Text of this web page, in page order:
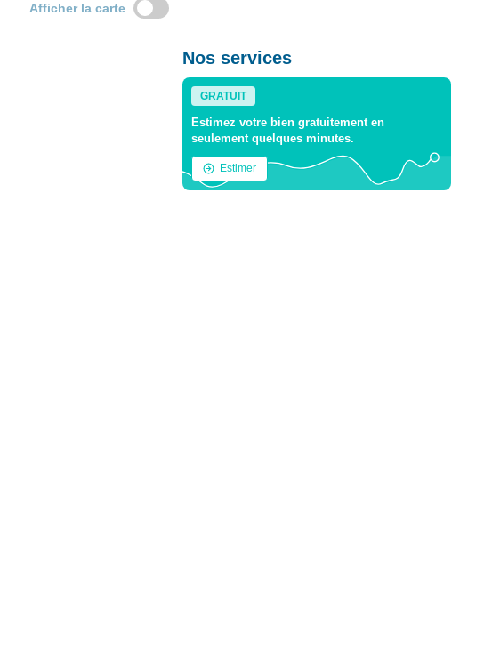
Afficher la carte
Nos services
GRATUIT
Estimez votre bien gratuitement en
seulement quelques minutes.
Estimer